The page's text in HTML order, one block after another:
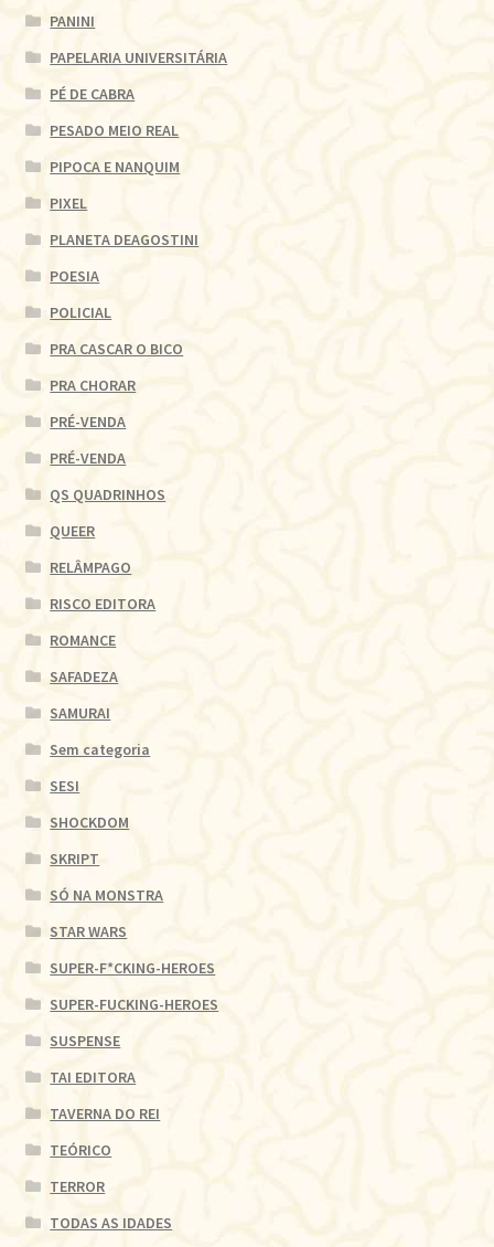
PANINI
PAPELARIA UNIVERSITÁRIA
PÉ DE CABRA
PESADO MEIO REAL
PIPOCA E NANQUIM
PIXEL
PLANETA DEAGOSTINI
POESIA
POLICIAL
PRA CASCAR O BICO
PRA CHORAR
PRÉ-VENDA
PRÉ-VENDA
QS QUADRINHOS
QUEER
RELÂMPAGO
RISCO EDITORA
ROMANCE
SAFADEZA
SAMURAI
Sem categoria
SESI
SHOCKDOM
SKRIPT
SÓ NA MONSTRA
STAR WARS
SUPER-F*CKING-HEROES
SUPER-FUCKING-HEROES
SUSPENSE
TAI EDITORA
TAVERNA DO REI
TEÓRICO
TERROR
TODAS AS IDADES